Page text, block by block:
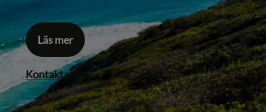
Läs mer
Kontakta oss